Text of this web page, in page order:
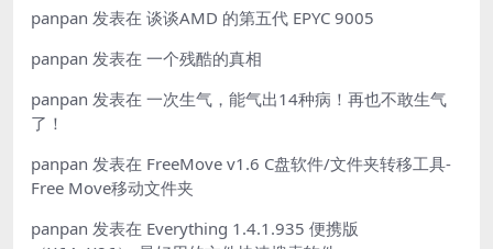
panpan 发表在 谈谈AMD 的第五代 EPYC 9005
panpan 发表在 一个残酷的真相
panpan 发表在 一次生气，能气出14种病！再也不敢生气
了！
panpan 发表在 FreeMove v1.6 C盘软件/文件夹转移工具-
Free Move移动文件夹
panpan 发表在 Everything 1.4.1.935 便携版